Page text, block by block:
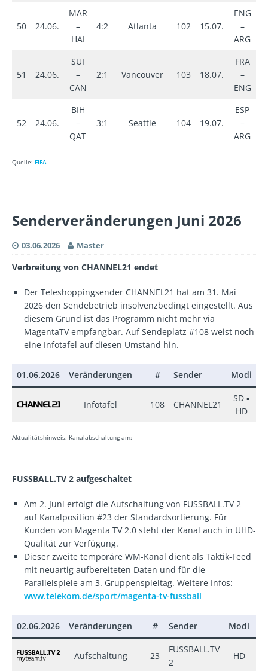
50 24.06.
MAR
–
HAI
4:2 Atlanta 102 15.07.
ENG
–
ARG
51 24.06.
SUI
–
CAN
2:1 Vancouver 103 18.07.
FRA
–
ENG
52 24.06.
BIH
–
QAT
3:1 Seattle 104 19.07.
ESP
–
ARG
Quelle: FIFA
Senderveränderungen Juni 2026
03.06.2026 Master
Verbreitung von CHANNEL21 endet
Der Teleshoppingsender CHANNEL21 hat am 31. Mai
2026 den Sendebetrieb insolvenzbedingt eingestellt. Aus
diesem Grund ist das Programm nicht mehr via
MagentaTV empfangbar. Auf Sendeplatz #108 weist noch
eine Infotafel auf diesen Umstand hin.
01.06.2026 Veränderungen # Sender Modi
Infotafel 108 CHANNEL21
SD ▪
HD
Aktualitätshinweis: Kanalabschaltung am:
FUSSBALL.TV 2 aufgeschaltet
Am 2. Juni erfolgt die Aufschaltung von FUSSBALL.TV 2
auf Kanalposition #23 der Standardsortierung. Für
Kunden von Magenta TV 2.0 steht der Kanal auch in UHD-
Qualität zur Verfügung.
Dieser zweite temporäre WM-Kanal dient als Taktik-Feed
mit neuartig aufbereiteten Daten und für die
Parallelspiele am 3. Gruppenspieltag. Weitere Infos:
www.telekom.de/sport/magenta-tv-fussball
02.06.2026 Veränderungen # Sender Modi
Aufschaltung 23
FUSSBALL.TV
2
HD